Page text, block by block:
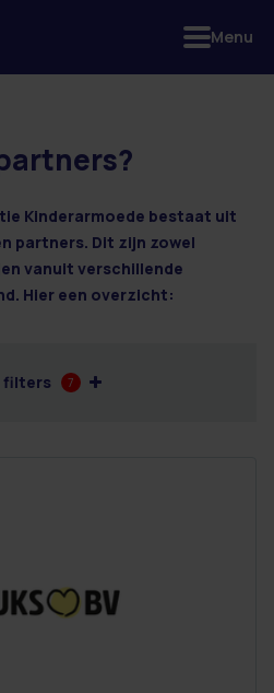
Kinderarmoede bestaat uit
partners. Dit zijn zowel
vanuit verschillende
Hier een overzicht:
filters 7
Menu